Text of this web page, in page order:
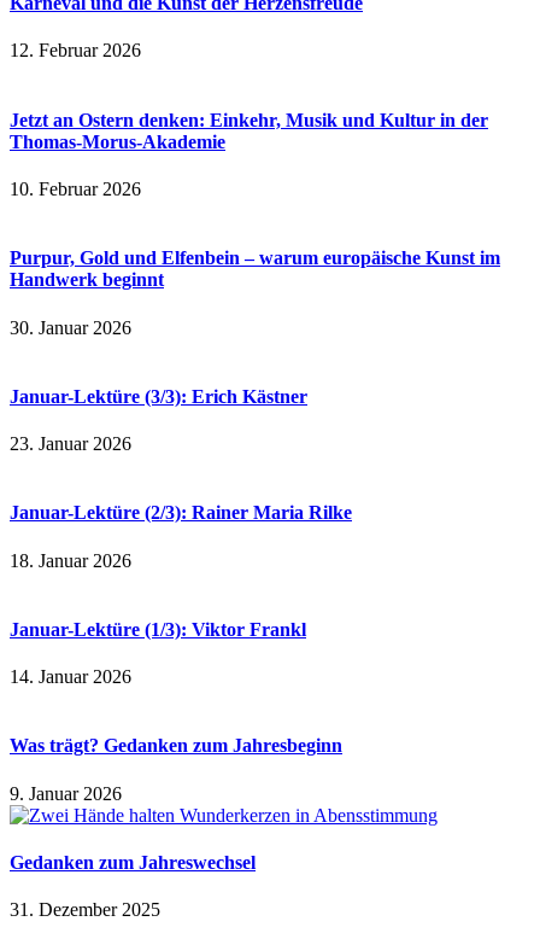
12. Februar 2026
Jetzt an Ostern denken: Einkehr, Musik und Kultur in der
Thomas-Morus-Akademie
10. Februar 2026
Purpur, Gold und Elfenbein – warum europäische Kunst im
Handwerk beginnt
30. Januar 2026
Januar-Lektüre (3/3): Erich Kästner
23. Januar 2026
Januar-Lektüre (2/3): Rainer Maria Rilke
18. Januar 2026
Januar-Lektüre (1/3): Viktor Frankl
14. Januar 2026
Was trägt? Gedanken zum Jahresbeginn
9. Januar 2026
Gedanken zum Jahreswechsel
31. Dezember 2025